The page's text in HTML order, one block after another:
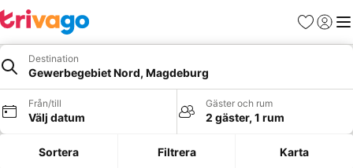
Favoriter
Logga
Destination
Gewerbegebiet Nord, Magdeburg
Från/till
Välj datum
Gäster och rum
2 gäster, 1 rum
Sortera Filtrera Karta